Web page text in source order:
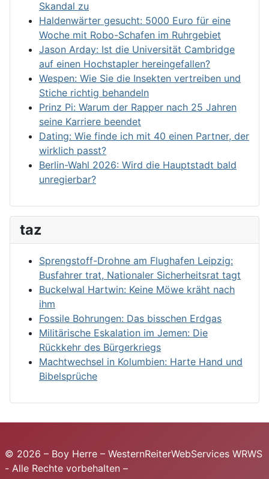
Skandal zu
Haldenwärter gesucht: 5000 Euro für eine
Woche mit Robo-Schafen im Ruhrgebiet
Jason Arday: Ist die Universität Cambridge
auf einen Hochstapler hereingefallen?
Wespen: Wie Sie die Insekten vertreiben und
Stiche richtig behandeln
Prinz Pi: Warum der Rapper nach 25 Jahren
seine Karriere beendet
Dating: Wie finde ich mit 40 einen Partner, der
wirklich passt?
Berlin-Wahl 2026: Wird die Hauptstadt bald
unregierbar?
taz
Sprengstoff-Drohne am Flughafen Leipzig:
Busfahrer trat, Nationaler Sicherheitsrat tagt
Buckelwal Hartwin: Keine Möwe kräht nach
ihm
Fossile Bohrungen: Das bisschen Erdgas
Militärische Eskalation im Jemen: Die
Rückkehr des Bürgerkriegs
Machtwechsel in Kolumbien: Harte Hand und
Bibelsprüche
© 2026 – Boy Herre – WesternReiterWebServices WRWS
- Alle Rechte vorbehalten –